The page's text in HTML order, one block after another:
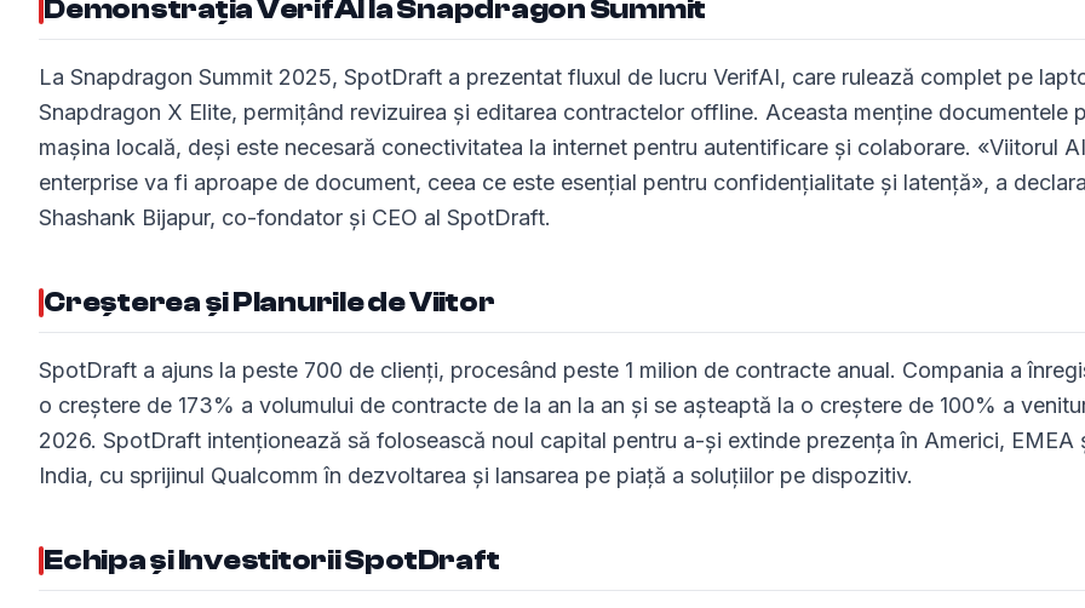
Demonstrația VerifAI la Snapdragon Summit
La Snapdragon Summit 2025, SpotDraft a prezentat fluxul de lucru VerifAI, care rulează complet pe
Snapdragon X Elite, permițând revizuirea și editarea contractelor offline. Aceasta menține documentele
mașina locală, deși este necesară conectivitatea la internet pentru autentificare și colaborare. «Viitorul
enterprise va fi aproape de document, ceea ce este esențial pentru confidențialitate și latență», a
Shashank Bijapur, co-fondator și CEO al SpotDraft.
Creșterea și Planurile de Viitor
SpotDraft a ajuns la peste 700 de clienți, procesând peste 1 milion de contracte anual. Compania a
o creștere de 173% a volumului de contracte de la an la an și se așteaptă la o creștere de 100% a
2026. SpotDraft intenționează să folosească noul capital pentru a-și extinde prezența în Americi, EMEA
India, cu sprijinul Qualcomm în dezvoltarea și lansarea pe piață a soluțiilor pe dispozitiv.
Echipa și Investitorii SpotDraft